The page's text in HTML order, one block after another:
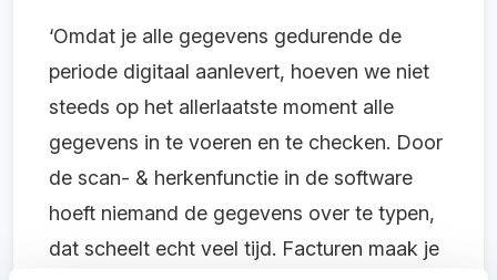
‘Omdat je alle gegevens gedurende de
periode digitaal aanlevert, hoeven we niet
steeds op het allerlaatste moment alle
gegevens in te voeren en te checken. Door
de scan- & herkenfunctie in de software
hoeft niemand de gegevens over te typen,
dat scheelt echt veel tijd. Facturen maak je